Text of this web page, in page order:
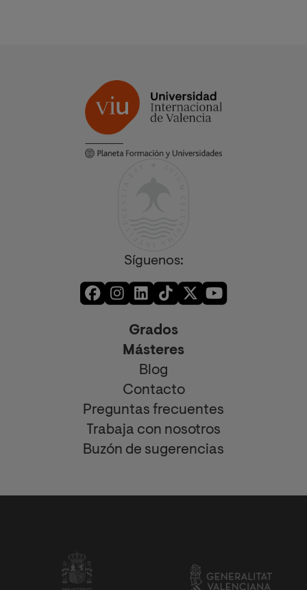
Síguenos:
Grados
Másteres
Blog
Contacto
Preguntas frecuentes
Trabaja con nosotros
Buzón de sugerencias